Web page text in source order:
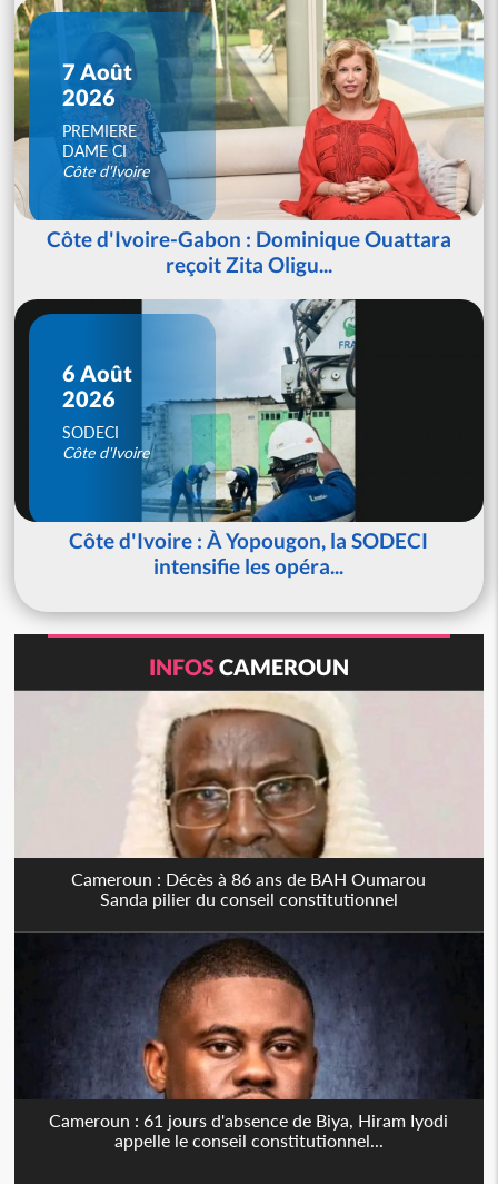
7 Août
2026
PREMIERE
DAME CI
Côte d'Ivoire
Côte d'Ivoire-Gabon : Dominique Ouattara
reçoit Zita Oligu...
6 Août
2026
SODECI
Côte d'Ivoire
Côte d'Ivoire : À Yopougon, la SODECI
intensifie les opéra...
INFOSCAMEROUN
Cameroun : Décès à 86 ans de BAH Oumarou
Sanda pilier du conseil constitutionnel
Cameroun : 61 jours d'absence de Biya, Hiram Iyodi
appelle le conseil constitutionnel...